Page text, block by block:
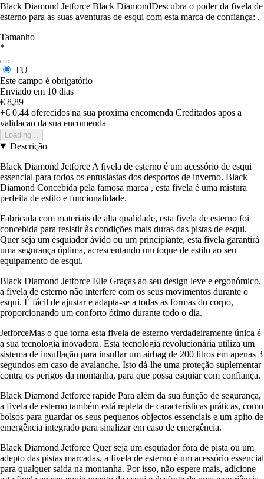
Black Diamond Jetforce Black DiamondDescubra o poder da fivela de
esterno para as suas aventuras de esqui com esta marca de confiança: .
Tamanho
*
TU
Este campo é obrigatório
Enviado em 10 dias
€ 8,89
+€ 0,44 oferecidos na sua proxima encomenda Creditados apos a
validacao da sua encomenda
Loading...
Descrição
Black Diamond Jetforce A fivela de esterno é um acessório de esqui
essencial para todos os entusiastas dos desportos de inverno. Black
Diamond Concebida pela famosa marca , esta fivela é uma mistura
perfeita de estilo e funcionalidade.
Fabricada com materiais de alta qualidade, esta fivela de esterno foi
concebida para resistir às condições mais duras das pistas de esqui.
Quer seja um esquiador ávido ou um principiante, esta fivela garantirá
uma segurança óptima, acrescentando um toque de estilo ao seu
equipamento de esqui.
Black Diamond Jetforce Elle Graças ao seu design leve e ergonómico,
a fivela de esterno não interfere com os seus movimentos durante o
esqui. É fácil de ajustar e adapta-se a todas as formas do corpo,
proporcionando um conforto ótimo durante todo o dia.
JetforceMas o que torna esta fivela de esterno verdadeiramente única é
a sua tecnologia inovadora. Esta tecnologia revolucionária utiliza um
sistema de insuflação para insuflar um airbag de 200 litros em apenas 3
segundos em caso de avalanche. Isto dá-lhe uma proteção suplementar
contra os perigos da montanha, para que possa esquiar com confiança.
Black Diamond Jetforce rapide Para além da sua função de segurança,
a fivela de esterno também está repleta de características práticas, como
bolsos para guardar os seus pequenos objectos essenciais e um apito de
emergência integrado para sinalizar em caso de emergência.
Black Diamond Jetforce Quer seja um esquiador fora de pista ou um
adepto das pistas marcadas, a fivela de esterno é um acessório essencial
para qualquer saída na montanha. Por isso, não espere mais, adicione